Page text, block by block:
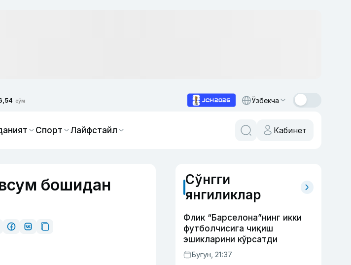
сўм Ўзбекча
Спорт Лайфстайл Кабинет
бошидан
Сўнгги
янгиликлар
Флик “Барселона”нинг икки
футболчисига чиқиш
эшикларини кўрсатди
Бугун, 21:37